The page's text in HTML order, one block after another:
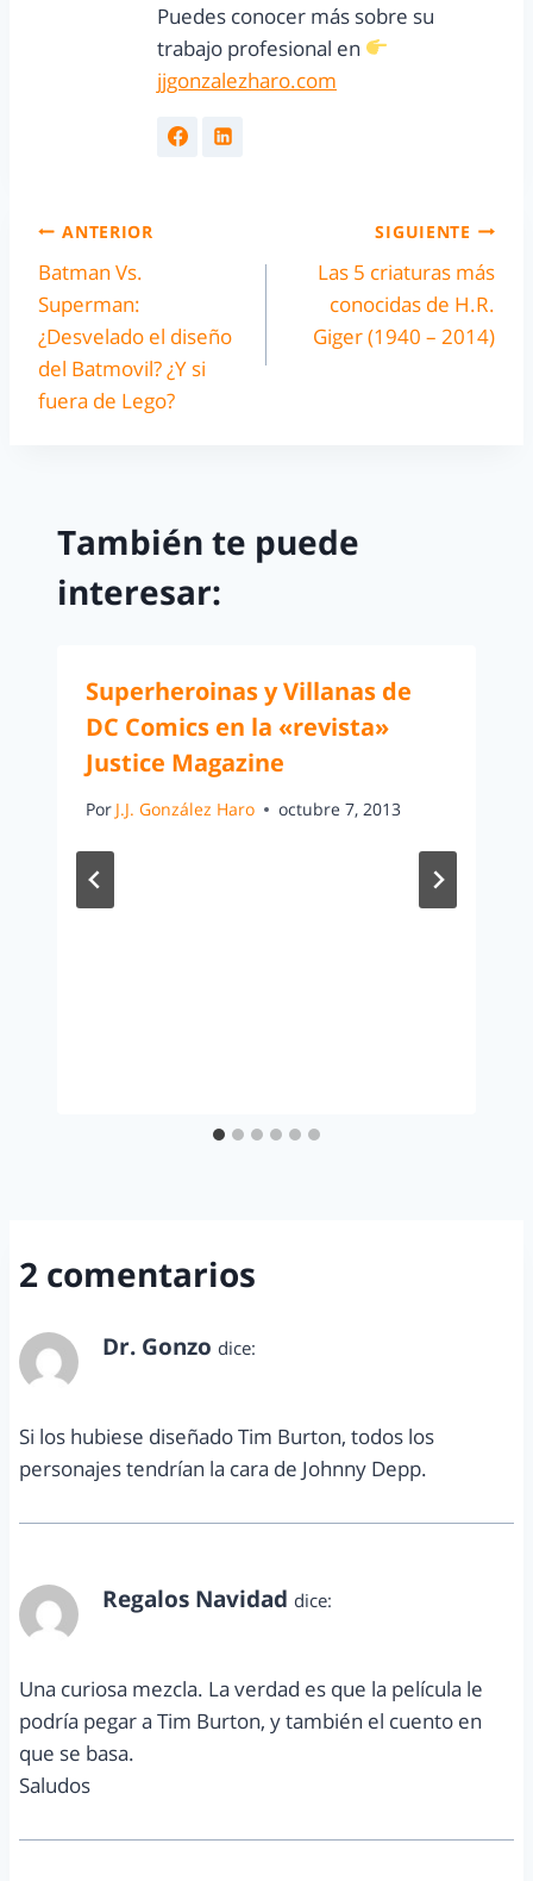
Puedes conocer más sobre su
trabajo profesional en
jjgonzalezharo.com
ANTERIOR
Batman Vs.
Superman:
¿Desvelado el diseño
del Batmovil? ¿Y si
fuera de Lego?
SIGUIENTE
Las 5 criaturas más
conocidas de H.R.
Giger (1940 – 2014)
También te puede
interesar:
Superheroinas y Villanas de
DC Comics en la «revista»
Justice Magazine
Por J.J. González Haro octubre 7, 2013
2 comentarios
Dr. Gonzo dice:
Si los hubiese diseñado Tim Burton, todos los
personajes tendrían la cara de Johnny Depp.
Regalos Navidad dice:
Una curiosa mezcla. La verdad es que la película le
podría pegar a Tim Burton, y también el cuento en
que se basa.
Saludos